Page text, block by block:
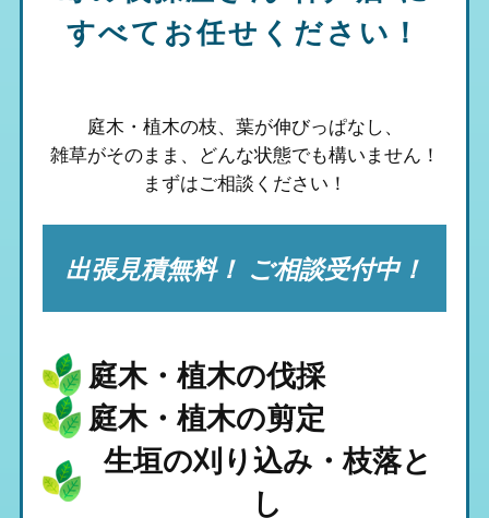
すべてお任せください！
庭木・植木の枝、葉が伸びっぱなし、
雑草がそのまま、 どんな状態でも構いません！
まずはご相談ください！
出張見積無料！ ご相談受付中！
庭木・植木の伐採
庭木・植木の剪定
生垣の刈り込み・枝落と
し